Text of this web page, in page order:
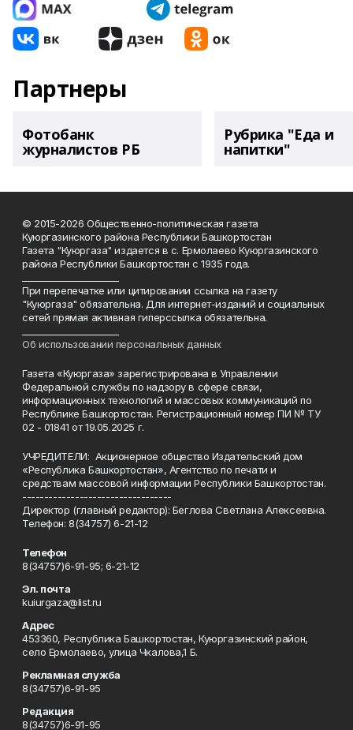
Партнеры
Фотобанк
журналистов РБ
Рубрика "Еда и
напитки"
© 2015-2026 Общественно-политическая газета
Куюргазинского района Республики Башкортостан
Газета "Куюргаза" издается в с. Ермолаево Куюргазинского
района Республики Башкортостан с 1935 года.
При перепечатке или цитировании ссылка на газету
"Куюргаза" обязательна. Для интернет-изданий и социальных
сетей прямая активная гиперссылка обязательна.
Об использовании персональных данных
Газета «Куюргаза» зарегистрирована в Управлении
Федеральной службы по надзору в сфере связи,
информационных технологий и массовых коммуникаций по
Республике Башкортостан. Регистрационный номер ПИ № ТУ
02 - 01841 от 19.05.2025 г.
УЧРЕДИТЕЛИ: Акционерное общество Издательский дом
«Республика Башкортостан», Агентство по печати и
средствам массовой информации Республики Башкортостан.
----------------------------------
Директор (главный редактор): Беглова Светлана Алексеевна.
Телефон: 8(34757) 6-21-12
Телефон
8(34757)6-91-95; 6-21-12
Эл. почта
kuiurgaza@list.ru
Адрес
453360, Республика Башкортостан, Куюргазинский район,
село Ермолаево, улица Чкалова,1 Б.
Рекламная служба
8(34757)6-91-95
Редакция
8(34757)6-91-95